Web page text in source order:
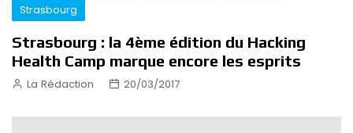
Strasbourg
Strasbourg : la 4ème édition du Hacking
Health Camp marque encore les esprits
La Rédaction 20/03/2017